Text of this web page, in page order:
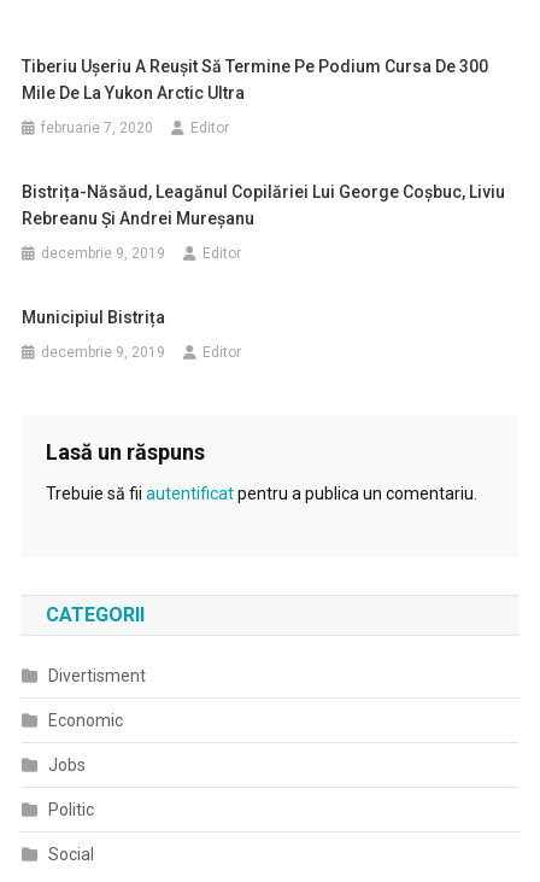
Tiberiu Uşeriu A Reuşit Să Termine Pe Podium Cursa De 300
Mile De La Yukon Arctic Ultra
februarie 7, 2020 Editor
Bistrița-Năsăud, Leagănul Copilăriei Lui George Coșbuc, Liviu
Rebreanu Și Andrei Mureșanu
decembrie 9, 2019 Editor
Municipiul Bistrița
decembrie 9, 2019 Editor
Lasă un răspuns
Trebuie să fii autentificatpentru a publica un comentariu.
CATEGORII
Divertisment
Economic
Jobs
Politic
Social